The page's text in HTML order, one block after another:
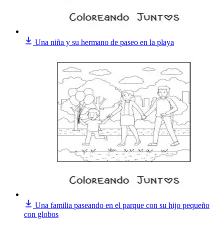
Una niña y su hermano de paseo en la playa
Una familia paseando en el parque con su hijo pequeño
con globos